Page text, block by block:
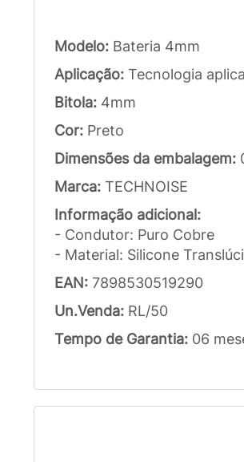
Modelo: Bateria 4mm
Aplicação: Tecnologia
Bitola: 4mm
Cor: Preto
Dimensões da embalagem:
Marca: TECHNOISE
Informação adicional:
- Condutor: Puro Cobre
- Material: Silicone
EAN: 7898530519290
Un.Venda: RL/50
Tempo de Garantia: 06